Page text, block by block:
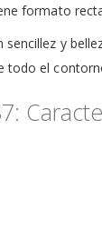
formato
y
el